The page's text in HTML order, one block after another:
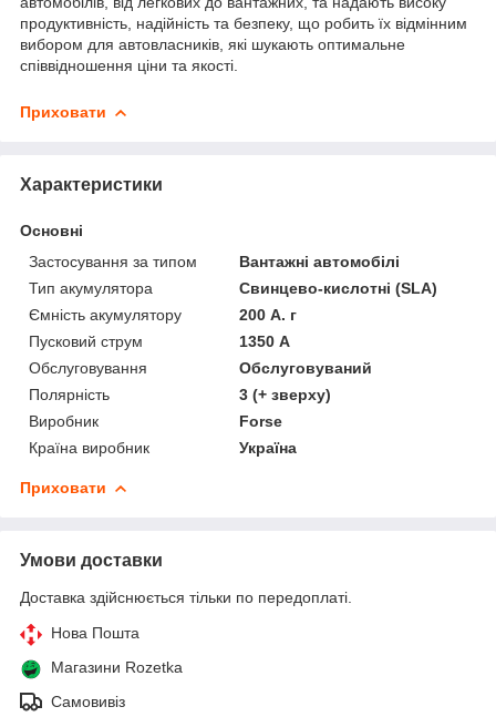
продуктивність, надійність та безпеку, що робить їх відмінним
вибором для автовласників, які шукають оптимальне
співвідношення ціни та якості.
Приховати
Характеристики
Основні
Застосування за типом
Вантажні автомобілі
Тип акумулятора
Свинцево-кислотні (SLA)
Ємність акумулятору
200 А. г
Пусковий струм
1350 А
Обслуговування
Обслуговуваний
Полярність
3 (+ зверху)
Виробник
Forse
Країна виробник
Україна
Приховати
Умови доставки
Доставка здійснюється тільки по передоплаті.
Нова Пошта
Магазини Rozetka
Самовивіз